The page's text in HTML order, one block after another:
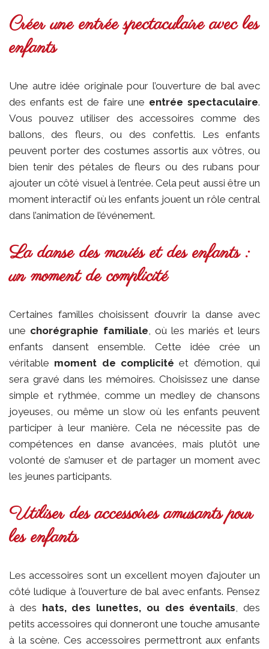
Créer une entrée spectaculaire avec les
enfants
Une autre idée originale pour l’ouverture de bal avec
des enfants est de faire une entrée spectaculaire.
Vous pouvez utiliser des accessoires comme des
ballons, des fleurs, ou des confettis. Les enfants
peuvent porter des costumes assortis aux vôtres, ou
bien tenir des pétales de fleurs ou des rubans pour
ajouter un côté visuel à l’entrée. Cela peut aussi être un
moment interactif où les enfants jouent un rôle central
dans l’animation de l’événement.
La danse des mariés et des enfants :
un moment de complicité
Certaines familles choisissent d’ouvrir la danse avec
une chorégraphie familiale , où les mariés et leurs
enfants dansent ensemble. Cette idée crée un
véritable moment de complicité et d’émotion, qui
sera gravé dans les mémoires. Choisissez une danse
simple et rythmée, comme un medley de chansons
joyeuses, ou même un slow où les enfants peuvent
participer à leur manière. Cela ne nécessite pas de
compétences en danse avancées, mais plutôt une
volonté de s’amuser et de partager un moment avec
les jeunes participants.
Utiliser des accessoires amusants pour
les enfants
Les accessoires sont un excellent moyen d’ajouter un
côté ludique à l’ouverture de bal avec enfants. Pensez
à des hats, des lunettes, ou des éventails , des
petits accessoires qui donneront une touche amusante
à la scène. Ces accessoires permettront aux enfants